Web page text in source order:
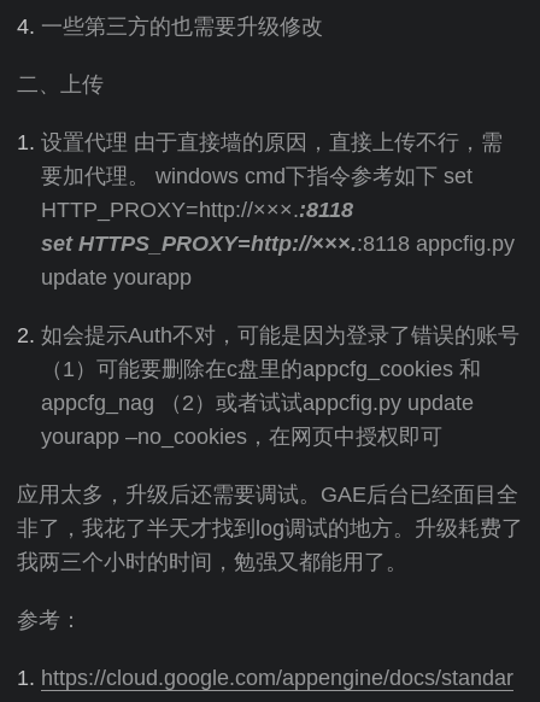
一些第三方的也需要升级修改
二、上传
设置代理 由于直接墙的原因，直接上传不行，需
要加代理。 windows cmd下指令参考如下 set
HTTP_PROXY=http://×××.:8118
set HTTPS_PROXY=http://×××.:8118 appcfig.py
update yourapp
如会提示Auth不对，可能是因为登录了错误的账号
（1）可能要删除在c盘里的appcfg_cookies 和
appcfg_nag （2）或者试试appcfig.py update
yourapp –no_cookies，在网页中授权即可
应用太多，升级后还需要调试。GAE后台已经面目全
非了，我花了半天才找到log调试的地方。升级耗费了
我两三个小时的时间，勉强又都能用了。
参考：
https://cloud.google.com/appengine/docs/standar